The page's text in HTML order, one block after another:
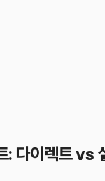
: 다이렉트 vs